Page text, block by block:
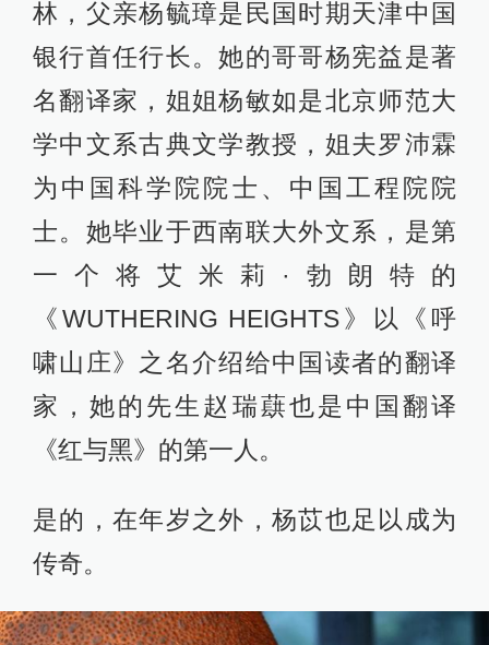
林，父亲杨毓璋是民国时期天津中国
银行首任行长。她的哥哥杨宪益是著
名翻译家，姐姐杨敏如是北京师范大
学中文系古典文学教授，姐夫罗沛霖
为中国科学院院士、中国工程院院
士。她毕业于西南联大外文系，是第
一个将艾米莉·勃朗特的
《WUTHERING HEIGHTS》以《呼
啸山庄》之名介绍给中国读者的翻译
家，她的先生赵瑞蕻也是中国翻译
《红与黑》的第一人。
是的，在年岁之外，杨苡也足以成为
传奇。